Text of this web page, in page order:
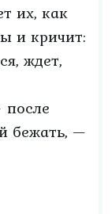
их, как
и кричит:
ждет,
бежать, —